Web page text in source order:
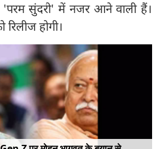
'परम सुंदरी' में नजर आने वाली हैं।
होगी।